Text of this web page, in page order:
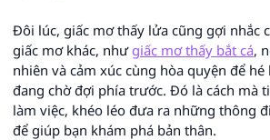
Đôi lúc, giấc mơ thấy lửa cũng gợi nhắc
giấc mơ khác, như giấc mơ thấy bắt cá,
nhiên và cảm xúc cùng hòa quyện để
đang chờ đợi phía trước. Đó là cách mà
làm việc, khéo léo đưa ra những thông
để giúp bạn khám phá bản thân.